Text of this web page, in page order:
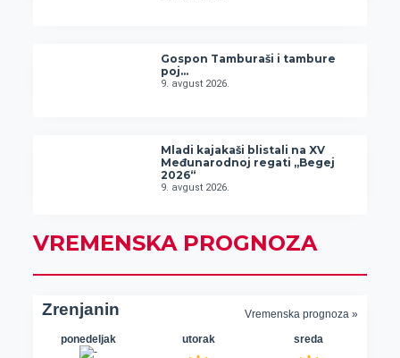
Gospon Tamburaši i tambure
poj…
9. avgust 2026.
Mladi kajakaši blistali na XV
Međunarodnoj regati „Begej
2026“
9. avgust 2026.
VREMENSKA PROGNOZA